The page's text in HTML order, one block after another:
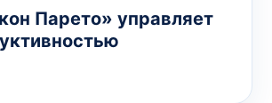
Парето» управляет